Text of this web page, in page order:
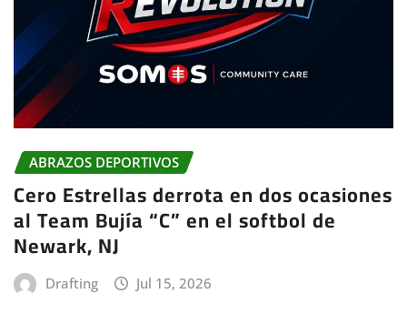
ABRAZOS DEPORTIVOS
Cero Estrellas derrota en dos ocasiones
al Team Bujía “C” en el softbol de
Newark, NJ
Drafting Jul 15, 2026